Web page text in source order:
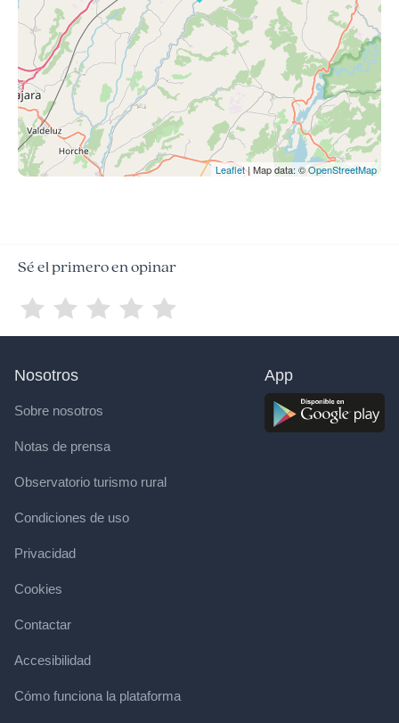
Leaflet| Map data: ©OpenStreetMap
Sé el primero en opinar
Nosotros
Sobre nosotros
Notas de prensa
Observatorio turismo rural
Condiciones de uso
Privacidad
Cookies
Contactar
Accesibilidad
Cómo funciona la plataforma
App